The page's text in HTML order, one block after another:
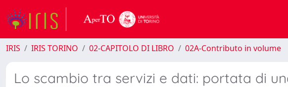
IRIS IRIS TORINO 02-CAPITOLO DI LIBRO 02A-Contributo in volume
Lo scambio tra servizi e dati: portata di